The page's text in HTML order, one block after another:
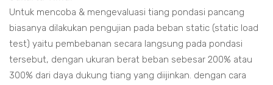
Untuk mencoba & mengevaluasi tiang pondasi pancang
biasanya dilakukan pengujian pada beban static (static load
test) yaitu pembebanan secara langsung pada pondasi
tersebut, dengan ukuran berat beban sebesar 200% atau
300% dari daya dukung tiang yang diijinkan. dengan cara